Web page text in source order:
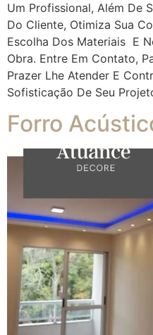
Um Profissional, Além De
Do Cliente, Otimiza Sua
Escolha Dos Materiais E
Obra. Entre Em Contato,
Prazer Lhe Atender E
Sofisticação De Seu
Forro